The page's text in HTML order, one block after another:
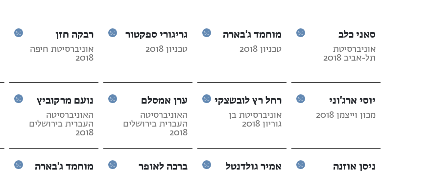
סאני כלב
אוניברסיטת
תל-אביב 2018
מוחמד ג'בארה
טכניון 2018
גריגורי ספקטור
טכניון 2018
רבקה חזן
אוניברסיטת חיפה
2018
יוסי ארג'וני
מכון וייצמן 2018
רחל רץ לובשצקי
אוניברסיטת בן
גוריון 2018
ערן אמסלם
האוניברסיטה
העברית בירושלים
2018
נועם מרקוביץ
האוניברסיטה
העברית בירושלים
2018
ניסן אוזנה אמיר גולדנטל ברכה לאופר מוחמד ג'בארה